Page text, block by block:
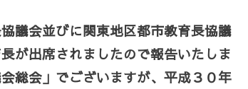
議会並びに関東地区都市教育長協議
が出席されましたので報告いたしま
総会」でございますが、平成３０年